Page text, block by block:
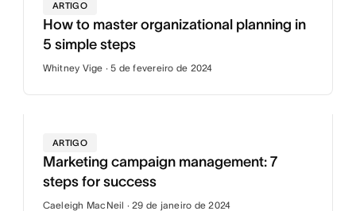
ARTIGO
How to master organizational planning in
5 simple steps
Whitney Vige · 5 de fevereiro de 2024
ARTIGO
Marketing campaign management: 7
steps for success
Caeleigh MacNeil · 29 de janeiro de 2024